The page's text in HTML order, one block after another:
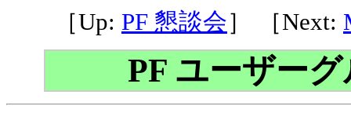
［Up: PF 懇談会］ ［Next:
PF ユーザー